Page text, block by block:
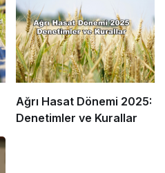
Ağrı Hasat Dönemi 2025:
Denetimler ve Kurallar